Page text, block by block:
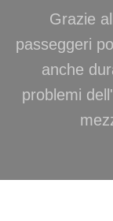
Grazie
passeggeri
anche
problemi